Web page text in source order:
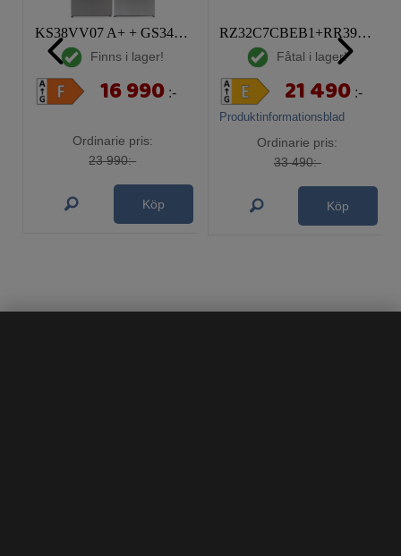
KS38VV07 A+ + GS34VV07 A+ Paketpris
Finns i lager!
16 990 :-
Ordinarie pris:
23 990:-
Köp
RZ32C7CBEB1+RR39C7EC5B1 Paketpris
Fåtal i lager!
Produktinformationsblad
21 490 :-
Ordinarie pris:
33 490:-
Köp